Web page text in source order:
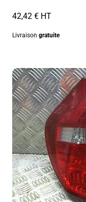
42,42 € HT
Livraison gratuite